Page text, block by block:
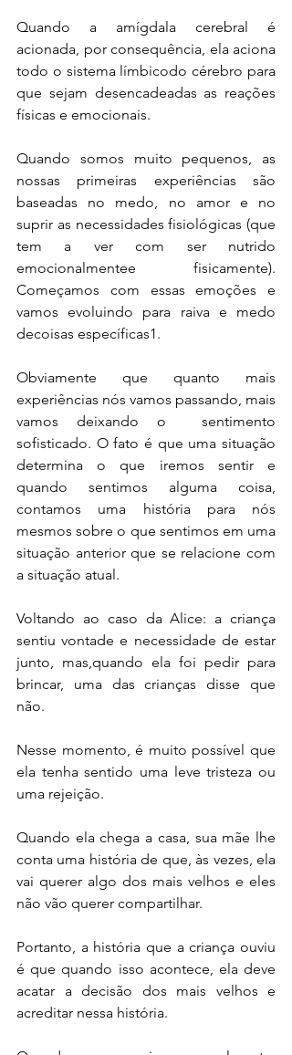
Quando a amígdala cerebral é
acionada, por consequência, ela aciona
todo o sistema límbicodo cérebro para
que sejam desencadeadas as reações
físicas e emocionais.
Quando somos muito pequenos, as
nossas primeiras experiências são
baseadas no medo, no amor e no
suprir as necessidades fisiológicas (que
tem a ver com ser nutrido
emocionalmentee fisicamente).
Começamos com essas emoções e
vamos evoluindo para raiva e medo
decoisas específicas1.
Obviamente que quanto mais
experiências nós vamos passando, mais
vamos deixando o  sentimento
sofisticado. O fato é que uma situação
determina o que iremos sentir e
quando sentimos alguma coisa,
contamos uma história para nós
mesmos sobre o que sentimos em uma
situação anterior que se relacione com
a situação atual.
Voltando ao caso da Alice: a criança
sentiu vontade e necessidade de estar
junto, mas,quando ela foi pedir para
brincar, uma das crianças disse que
não.
Nesse momento, é muito possível que
ela tenha sentido uma leve tristeza ou
uma rejeição.
Quando ela chega a casa, sua mãe lhe
conta uma história de que, às vezes, ela
vai querer algo dos mais velhos e eles
não vão querer compartilhar.
Portanto, a história que a criança ouviu
é que quando isso acontece, ela deve
acatar a decisão dos mais velhos e
acreditar nessa história.